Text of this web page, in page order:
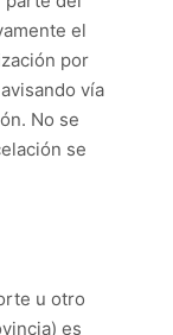
el
por
vía
No se
se
u otro
es